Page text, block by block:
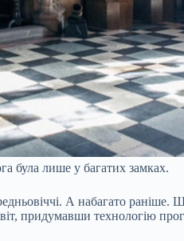
була лише у багатих замках.
А набагато
придумавши технологію